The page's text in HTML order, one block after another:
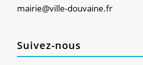
mairie@ville-douvaine.fr
Suivez-nous